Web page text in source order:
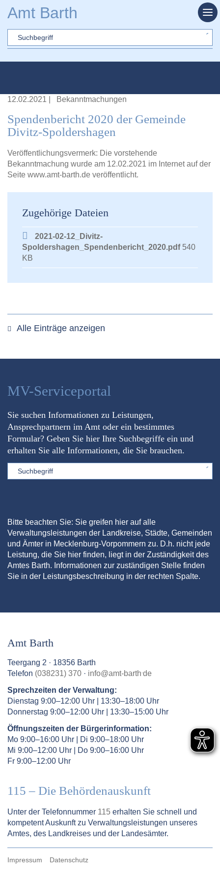
Amt Barth
Sword
12.02.2021 Bekanntmachungen
Spendenbericht 2020 der Gemeinde
Divitz-Spoldershagen
Veröffentlichungsvermerk: Die vorstehende
Bekanntmachung wurde am 12.02.2021 im Internet auf der
Seite www.amt-barth.de veröffentlicht.
Zugehörige Dateien
2021-02-12_Divitz-
Spoldershagen_Spendenbericht_2020.pdf 540
KB
Alle Einträge anzeigen
MV-Serviceportal
Sie suchen Informationen zu Leistungen,
Ansprechpartnern im Amt oder ein bestimmtes
Formular? Geben Sie hier Ihre Suchbegriffe ein und
erhalten Sie alle Informationen, die Sie brauchen.
Sword
Bitte beachten Sie: Sie greifen hier auf alle
Verwaltungsleistungen der Landkreise, Städte, Gemeinden
und Ämter in Mecklenburg-Vorpommern zu. D.h. nicht jede
Leistung, die Sie hier finden, liegt in der Zuständigkeit des
Amtes Barth. Informationen zur zuständigen Stelle finden
Sie in der Leistungsbeschreibung in der rechten Spalte.
Amt Barth
Teergang 2 · 18356 Barth
Telefon (038231) 370 · info@amt-barth.de
Sprechzeiten der Verwaltung:
Dienstag 9:00–12:00 Uhr | 13:30–18:00 Uhr
Donnerstag 9:00–12:00 Uhr | 13:30–15:00 Uhr
Öffnungszeiten der Bürgerinformation:
Mo 9:00–16:00 Uhr | Di 9:00–18:00 Uhr
Mi 9:00–12:00 Uhr | Do 9:00–16:00 Uhr
Fr 9:00–12:00 Uhr
115 – Die Behördenauskunft
Unter der Telefonnummer 115 erhalten Sie schnell und
kompetent Auskunft zu Verwaltungsleistungen unseres
Amtes, des Landkreises und der Landesämter.
Impressum Datenschutz